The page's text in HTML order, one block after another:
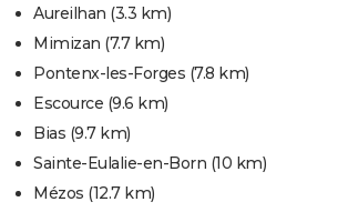
Aureilhan (3.3 km)
Mimizan (7.7 km)
Pontenx-les-Forges (7.8 km)
Escource (9.6 km)
Bias (9.7 km)
Sainte-Eulalie-en-Born (10 km)
Mézos (12.7 km)